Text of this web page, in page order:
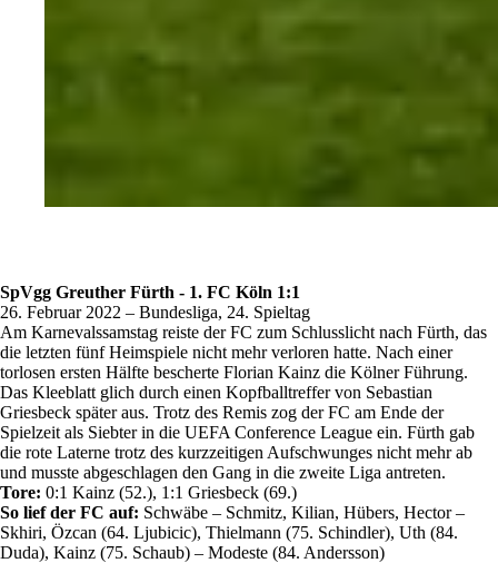
SpVgg Greuther Fürth - 1. FC Köln 1:1
26. Februar 2022 – Bundesliga, 24. Spieltag
Am Karnevalssamstag reiste der FC zum Schlusslicht nach Fürth, das
die letzten fünf Heimspiele nicht mehr verloren hatte. Nach einer
torlosen ersten Hälfte bescherte Florian Kainz die Kölner Führung.
Das Kleeblatt glich durch einen Kopfballtreffer von Sebastian
Griesbeck später aus. Trotz des Remis zog der FC am Ende der
Spielzeit als Siebter in die UEFA Conference League ein. Fürth gab
die rote Laterne trotz des kurzzeitigen Aufschwunges nicht mehr ab
und musste abgeschlagen den Gang in die zweite Liga antreten.
Tore: 0:1 Kainz (52.), 1:1 Griesbeck (69.)
So lief der FC auf: Schwäbe – Schmitz, Kilian, Hübers, Hector –
Skhiri, Özcan (64. Ljubicic), Thielmann (75. Schindler), Uth (84.
Duda), Kainz (75. Schaub) – Modeste (84. Andersson)